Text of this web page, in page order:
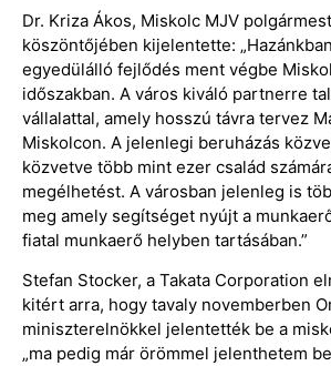
Dr. Kriza Ákos, Miskolc MJV
köszöntőjében kijelentette:
egyedülálló fejlődés ment végbe
időszakban. A város kiváló partnerre
vállalattal, amely hosszú távra tervez
Miskolcon. A jelenlegi beruházás
közvetve több mint ezer család
megélhetést. A városban jelenleg is
meg amely segítséget nyújt a
fiatal munkaerő helyben tartásában.”
Stefan Stocker, a Takata Corporation
kitért arra, hogy tavaly novemberben
miniszterelnökkel jelentették be a
„ma pedig már örömmel jelenthetem